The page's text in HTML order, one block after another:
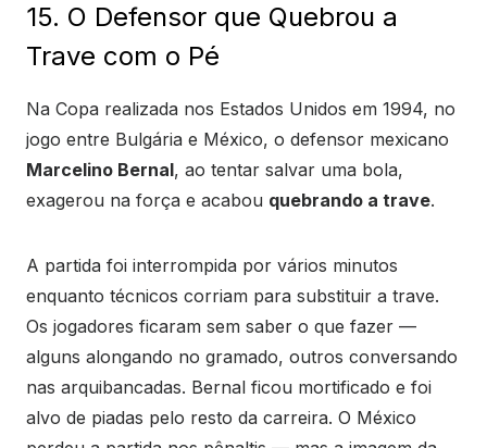
15. O Defensor que Quebrou a
Trave com o Pé
Na Copa realizada nos Estados Unidos em 1994, no
jogo entre Bulgária e México, o defensor mexicano
Marcelino Bernal, ao tentar salvar uma bola,
exagerou na força e acabou quebrando a trave.
A partida foi interrompida por vários minutos
enquanto técnicos corriam para substituir a trave.
Os jogadores ficaram sem saber o que fazer —
alguns alongando no gramado, outros conversando
nas arquibancadas. Bernal ficou mortificado e foi
alvo de piadas pelo resto da carreira. O México